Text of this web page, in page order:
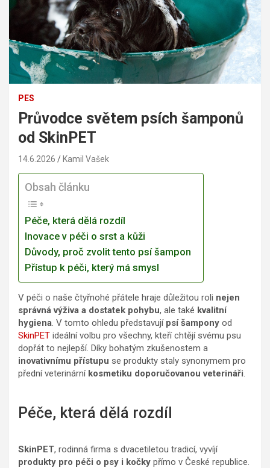
PES
Průvodce světem psích šamponů
od SkinPET
14.6.2026 Kamil Vašek
Obsah článku
Péče, která dělá rozdíl
Inovace v péči o srst a kůži
Důvody, proč zvolit tento psí šampon
Přístup k péči, který má smysl
V péči o naše čtyřnohé přátele hraje důležitou roli nejen
správná výživa a dostatek pohybu, ale také kvalitní
hygiena. V tomto ohledu představují psí šampony od
SkinPET ideální volbu pro všechny, kteří chtějí svému psu
dopřát to nejlepší. Díky bohatým zkušenostem a
inovativnímu přístupu se produkty staly synonymem pro
přední veterinární kosmetiku doporučovanou veterináři.
Péče, která dělá rozdíl
SkinPET, rodinná firma s dvacetiletou tradicí, vyvíjí
produkty pro péči o psy i kočky přímo v České republice.